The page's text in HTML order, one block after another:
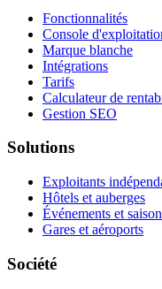
Fonctionnalités
Console
Marque blanche
Intégrations
Tarifs
Calculateur de
Gestion SEO
Solutions
Exploitants
Hôtels et auberges
Événements et saison
Gares et aéroports
Société